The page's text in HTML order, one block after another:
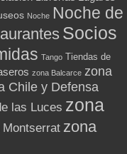
Noche Noche de
Socios
Tango Tiendas de
zona Balcarce zona
Chile y Defensa
las Luces zona
zona